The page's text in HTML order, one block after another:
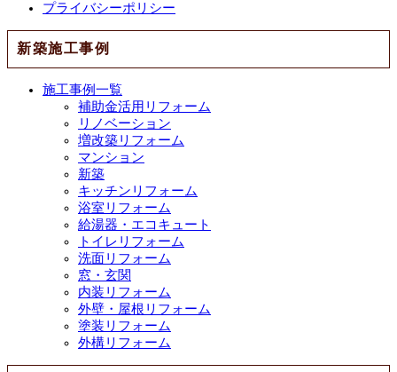
プライバシーポリシー
新築施工事例
施工事例一覧
補助金活用リフォーム
リノベーション
増改築リフォーム
マンション
新築
キッチンリフォーム
浴室リフォーム
給湯器・エコキュート
トイレリフォーム
洗面リフォーム
窓・玄関
内装リフォーム
外壁・屋根リフォーム
塗装リフォーム
外構リフォーム